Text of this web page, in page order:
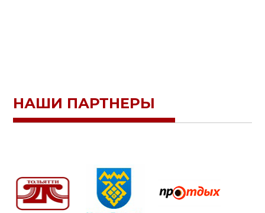
НАШИ ПАРТНЕРЫ